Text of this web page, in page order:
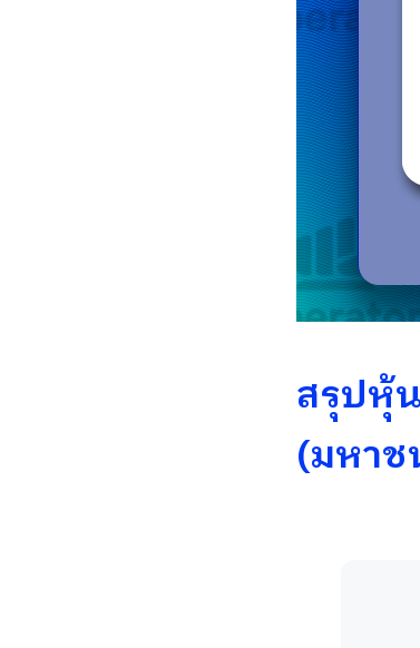
สรุปหุ้
(มหา